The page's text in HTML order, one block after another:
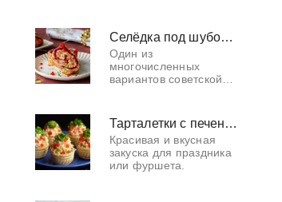
посиделок с бокалом
белого вина. Самое
главное при пр
Селёдка под шубой в лаваше
Один из
многочисленных
вариантов советской
и очень вкусный.
Тарталетки с печенью трески и красной икрой
Красивая и вкусная
закуска для праздника
или фуршета.